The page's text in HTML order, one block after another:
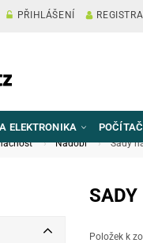
PŘIHLÁŠENÍ
ELEKTRONIKA
Nádobí Sady
SADY
Položek k